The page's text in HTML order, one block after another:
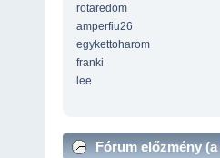
rotaredom
amperfiu26
egykettoharom
franki
lee
Fórum előzmény